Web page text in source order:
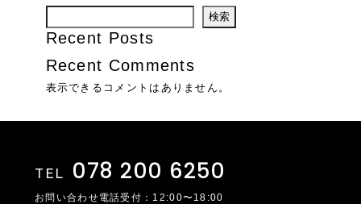
検索
Recent Posts
Recent Comments
表示できるコメントはありません。
TEL 078 200 6250
お問い合わせ電話受付：12:00〜18:00